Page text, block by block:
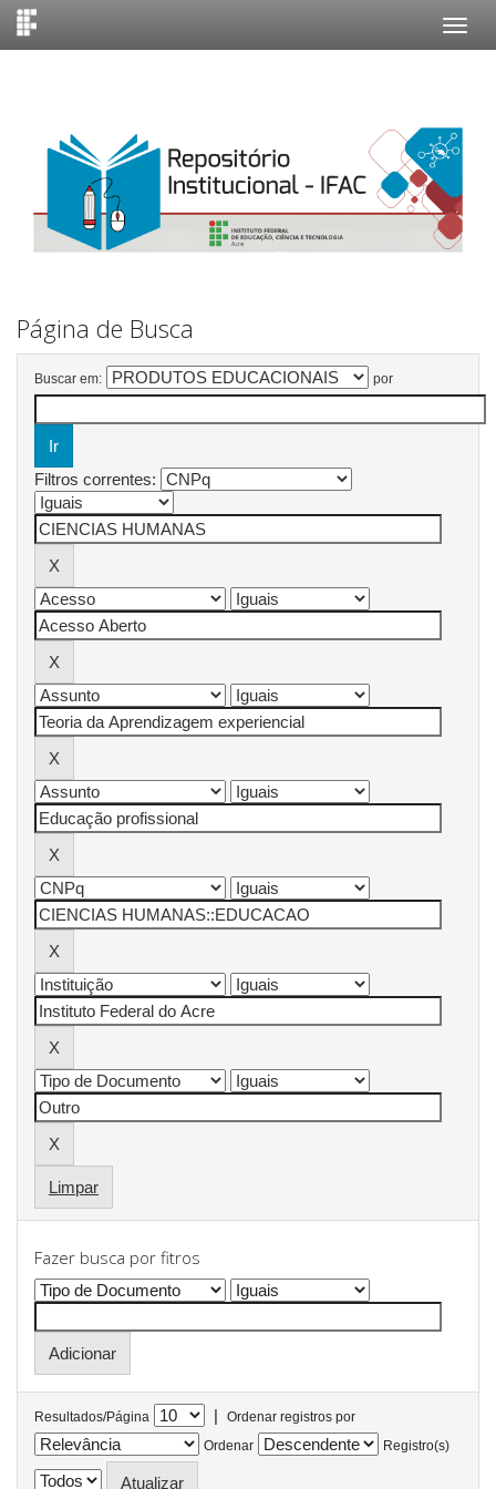
Página de Busca
Buscar em: por
Filtros correntes:
Limpar
Fazer busca por fitros
Resultados/Página |
Ordenar registros por
Ordenar
Registro(s)